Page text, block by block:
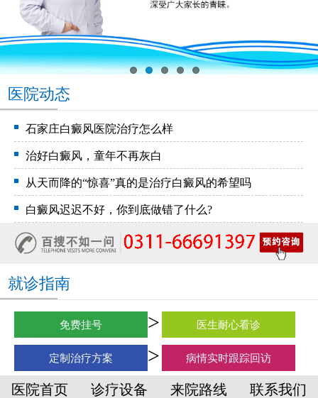
医院动态
石家庄白癜风医院治疗怎么样
治好白癜风，童年不再灰白
从天而降的“惊喜”真的是治疗白癜风的希望吗
白癜风迟迟不好，你到底做错了什么?
就诊指南
免费挂号 医生耐心看诊
定制治疗方案 病情实时跟踪回访
医院首页 诊疗设备 来院路线 联系我们